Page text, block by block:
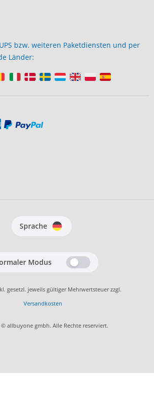
bzw. weiteren Paketdiensten und per
Länder:
Sprache
Modus
gesetzl. jeweils gültiger Mehrwertsteuer zzgl.
Versandkosten
allbuyone gmbh. Alle Rechte reserviert.